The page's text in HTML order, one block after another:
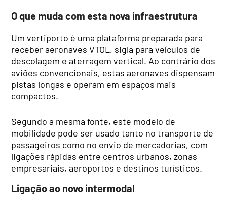
O que muda com esta nova infraestrutura
Um vertiporto é uma plataforma preparada para
receber aeronaves VTOL, sigla para veículos de
descolagem e aterragem vertical. Ao contrário dos
aviões convencionais, estas aeronaves dispensam
pistas longas e operam em espaços mais
compactos.
Segundo a mesma fonte, este modelo de
mobilidade pode ser usado tanto no transporte de
passageiros como no envio de mercadorias, com
ligações rápidas entre centros urbanos, zonas
empresariais, aeroportos e destinos turísticos.
Ligação ao novo intermodal